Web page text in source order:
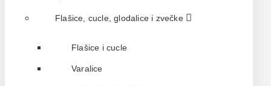
Flašice, cucle, glodalice i zvečke
Flašice i cucle
Varalice